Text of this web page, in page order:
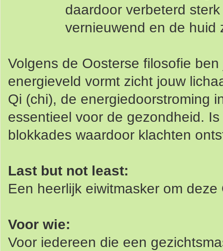
daardoor verbeterd
vernieuwend en de huid
Volgens de Oosterse filosofie
energieveld vormt zicht jouw
Qi (chi), de energiedoorstroming
essentieel voor de gezondheid.
blokkades waardoor klachten
Last but not least:
Een heerlijk eiwitmasker om
Voor wie:
Voor iedereen die een